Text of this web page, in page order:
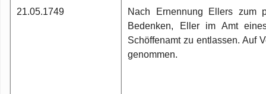
21.05.1749
Nach Ernennung Ellers zum
Bedenken, Eller im Amt
Schöffenamt zu entlassen. Auf
genommen.